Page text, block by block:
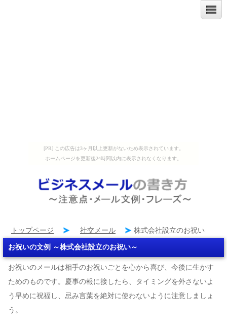
[PR] この広告は3ヶ月以上更新がないため表示されています。
ホームページを更新後24時間以内に表示されなくなります。
トップページ 社交メール 株式会社設立のお祝い
お祝いの文例 ～株式会社設立のお祝い～
お祝いのメールは相手のお祝いごとを心から喜び、今後に生かす
ためのものです。慶事の報に接したら、タイミングを外さないよ
う早めに祝福し、忌み言葉を絶対に使わないように注意しましょ
う。